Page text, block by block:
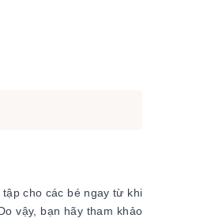
cho các bé ngay từ khi
vậy, bạn hãy tham khảo